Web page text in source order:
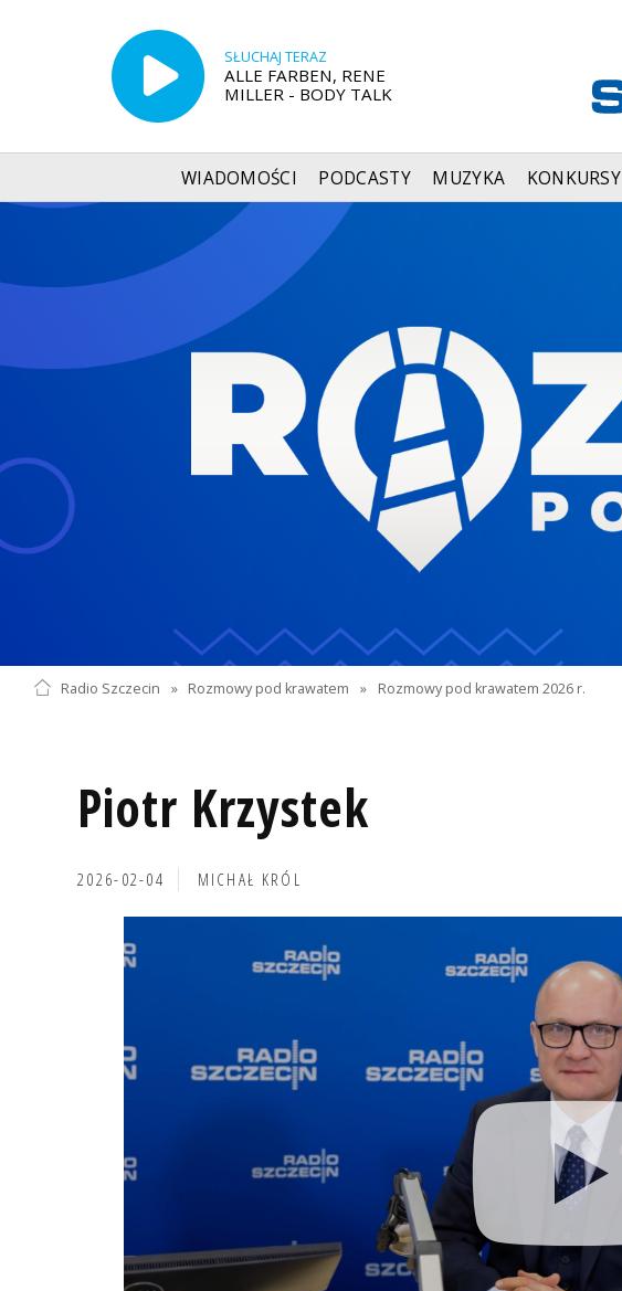
SŁUCHAJ TERAZ
ALLE FARBEN, RENE
MILLER - BODY TALK
WIADOMOŚCI PODCASTY MUZYKA KONKURSY
Radio Szczecin » Rozmowy pod krawatem » Rozmowy pod krawatem 2026 r.
Piotr Krzystek
2026-02-04 MICHAŁ KRÓL